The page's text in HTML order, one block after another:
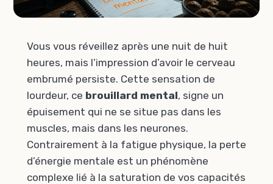
Vous vous réveillez après une nuit de huit
heures, mais l’impression d’avoir le cerveau
embrumé persiste. Cette sensation de
lourdeur, ce brouillard mental, signe un
épuisement qui ne se situe pas dans les
muscles, mais dans les neurones.
Contrairement à la fatigue physique, la perte
d’énergie mentale est un phénomène
complexe lié à la saturation de vos capacités